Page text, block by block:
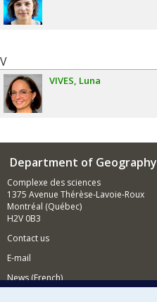
V
VIVES Luna
Department of Geography
Complexe des sciences
1375 Avenue Thérèse-Lavoie-Roux
Montréal (Québec)
H2V 0B3
Contact us
E-mail
News (French)